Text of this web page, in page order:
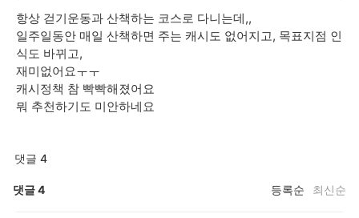
항상 걷기운동과 산책하는 코스로 다니는데,,
일주일동안 매일 산책하면 주는 캐시도 없어지고, 목표지점 인
식도 바뀌고,
재미없어요ㅜㅜ
캐시정책 참 빡빡해졌어요
뭐 추천하기도 미안하네요
댓글 4
댓글4 등록순 최신순